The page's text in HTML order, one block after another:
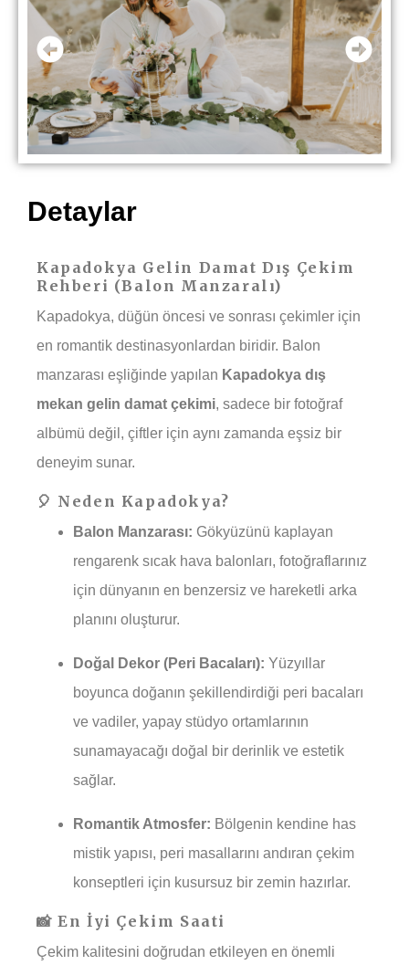
Detaylar
Kapadokya Gelin Damat Dış Çekim
Rehberi (Balon Manzaralı)
Kapadokya, düğün öncesi ve sonrası çekimler için
en romantik destinasyonlardan biridir. Balon
manzarası eşliğinde yapılan Kapadokya dış
mekan gelin damat çekimi, sadece bir fotoğraf
albümü değil, çiftler için aynı zamanda eşsiz bir
deneyim sunar.
🎈 Neden Kapadokya?
Balon Manzarası: Gökyüzünü kaplayan
rengarenk sıcak hava balonları, fotoğraflarınız
için dünyanın en benzersiz ve hareketli arka
planını oluşturur.
Doğal Dekor (Peri Bacaları): Yüzyıllar
boyunca doğanın şekillendirdiği peri bacaları
ve vadiler, yapay stüdyo ortamlarının
sunamayacağı doğal bir derinlik ve estetik
sağlar.
Romantik Atmosfer: Bölgenin kendine has
mistik yapısı, peri masallarını andıran çekim
konseptleri için kusursuz bir zemin hazırlar.
📸 En İyi Çekim Saati
Çekim kalitesini doğrudan etkileyen en önemli